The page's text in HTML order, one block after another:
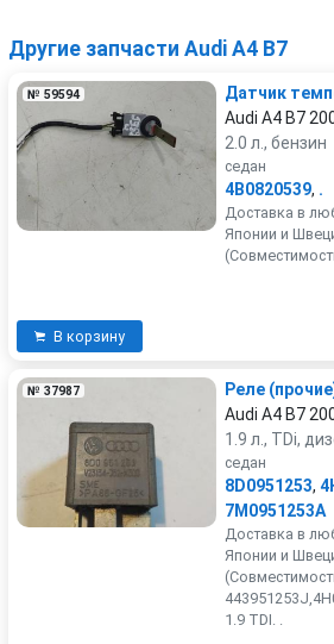
Другие запчасти Audi A4 B7
№ 59594
Датчик
Audi A4 B7
2.0 л., бензин
седан
4B0820539, .
Доставка в
Японии и
В корзину
№ 37987
Реле
Audi A4 B7
1.9 л., TDi,
седан
8D0951253,
7M0951253A
Доставка в
Японии и
1.9 TDI. .